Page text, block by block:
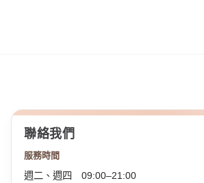
聯絡我們
服務時間
週二、週四 09:00–21:00